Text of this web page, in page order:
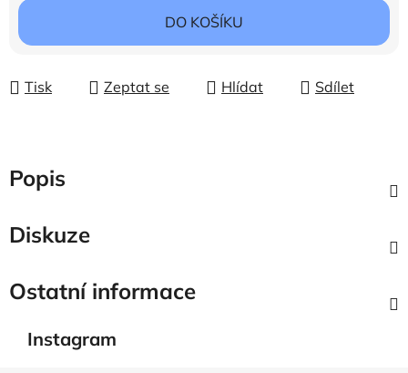
Měrná cena:
DO KOŠÍKU
Tisk Zeptat se Hlídat Sdílet
Popis
Diskuze
Ostatní informace
Instagram